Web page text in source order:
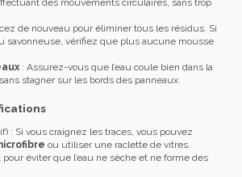
de nouveau pour éliminer tous les résidus. Si
savonneuse, vérifiez que plus aucune mousse
: Assurez-vous que l’eau coule bien dans la
stagner sur les bords des panneaux.
: Si vous craignez les traces, vous pouvez
ou utiliser une raclette de vitres.
éviter que l’eau ne sèche et ne forme des